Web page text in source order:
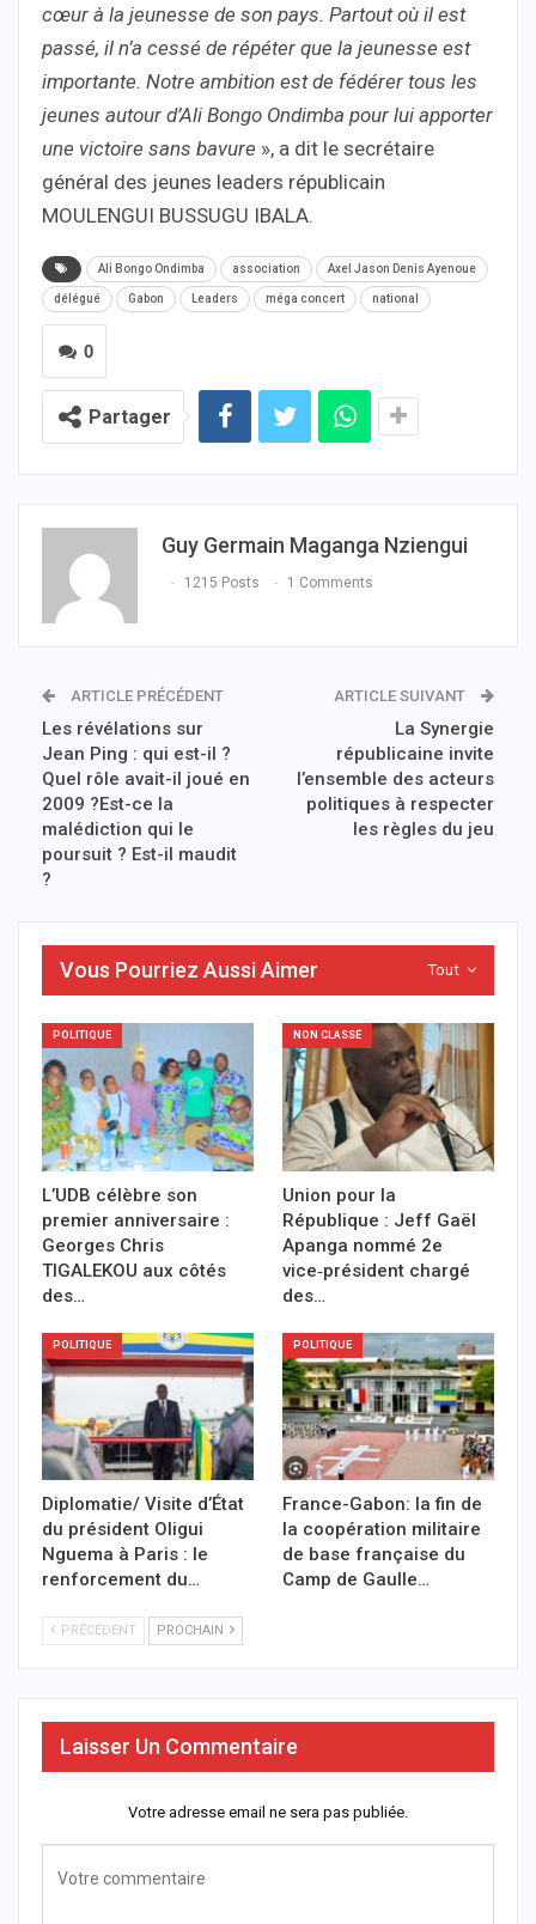
cœur à la jeunesse de son pays. Partout où il est
passé, il n’a cessé de répéter que la jeunesse est
importante. Notre ambition est de fédérer tous les
jeunes autour d’Ali Bongo Ondimba pour lui apporter
une victoire sans bavure », a dit le secrétaire
général des jeunes leaders républicain
MOULENGUI BUSSUGU IBALA.
Ali Bongo Ondimba association Axel Jason Denis Ayenoue
délégué Gabon Leaders méga concert national
0
Partager
Guy Germain Maganga Nziengui
1215 Posts 1 Comments
ARTICLE PRÉCÉDENT
Les révélations sur
Jean Ping : qui est-il ?
Quel rôle avait-il joué en
2009 ?Est-ce la
malédiction qui le
poursuit ? Est-il maudit
?
ARTICLE SUIVANT
La Synergie
républicaine invite
l’ensemble des acteurs
politiques à respecter
les règles du jeu
Tout
Vous Pourriez Aussi Aimer
POLITIQUE
L’UDB célèbre son
premier anniversaire :
Georges Chris
TIGALEKOU aux côtés
des…
NON CLASSÉ
Union pour la
République : Jeff Gaël
Apanga nommé 2e
vice‑président chargé
des…
POLITIQUE
Diplomatie/ Visite d’État
du président Oligui
Nguema à Paris : le
renforcement du…
POLITIQUE
France-Gabon: la fin de
la coopération militaire
de base française du
Camp de Gaulle…
PRÉCÉDENT PROCHAIN
Laisser Un Commentaire
Votre adresse email ne sera pas publiée.